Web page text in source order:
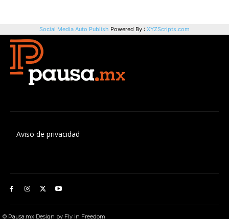
Aviso de privacidad
© Pausa.mx Design by Fly in Freedom